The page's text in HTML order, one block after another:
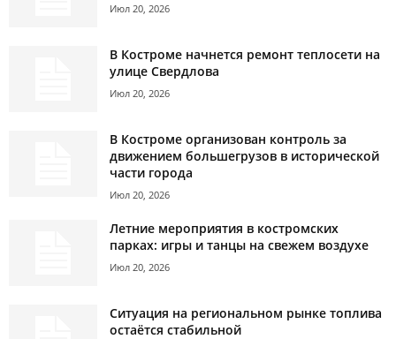
Июл 20, 2026
В Костроме начнется ремонт теплосети на
улице Свердлова
Июл 20, 2026
В Костроме организован контроль за
движением большегрузов в исторической
части города
Июл 20, 2026
Летние мероприятия в костромских
парках: игры и танцы на свежем воздухе
Июл 20, 2026
Ситуация на региональном рынке топлива
остаётся стабильной